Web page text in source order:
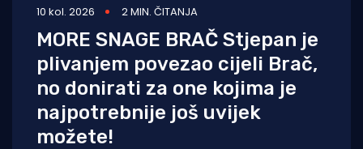
10 kol. 2026 2 MIN. ČITANJA
MORE SNAGE BRAČ Stjepan je
plivanjem povezao cijeli Brač,
no donirati za one kojima je
najpotrebnije još uvijek
možete!